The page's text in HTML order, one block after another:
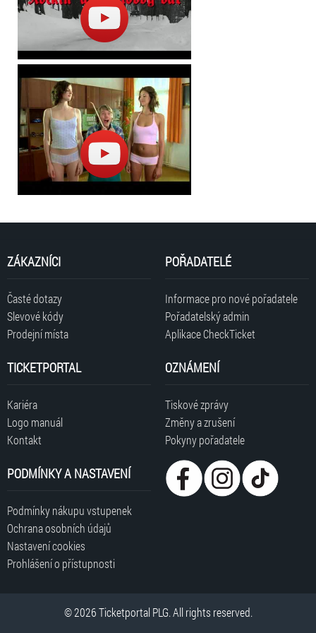
ZÁKAZNÍCI
Časté dotazy
Slevové kódy
Prodejní místa
POŘADATELÉ
Informace pro nové pořadatele
Pořadatelský admin
Aplikace CheckTicket
TICKETPORTAL
Kariéra
Logo manuál
Kontakt
OZNÁMENÍ
Tiskové zprávy
Změny a zrušení
Pokyny pořadatele
PODMÍNKY A NASTAVENÍ
Podmínky nákupu vstupenek
Ochrana osobních údajů
Nastavení cookies
Prohlášení o přístupnosti
© 2026 Ticketportal PLG. All rights reserved.